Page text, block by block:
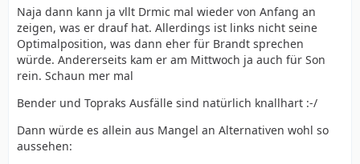
Naja dann kann ja vllt Drmic mal wieder von Anfang an
zeigen, was er drauf hat. Allerdings ist links nicht seine
Optimalposition, was dann eher für Brandt sprechen
würde. Andererseits kam er am Mittwoch ja auch für Son
rein. Schaun mer mal
Bender und Topraks Ausfälle sind natürlich knallhart :-/
Dann würde es allein aus Mangel an Alternativen wohl so
aussehen: